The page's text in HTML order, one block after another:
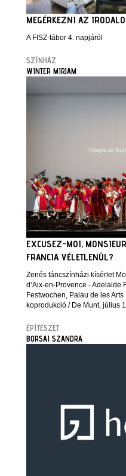
MEGÉRKEZNI AZ
A FISZ-tábor 4. napjáról
SZÍNHÁZ
WINTER MIRJAM
EXCUSEZ-MOI,
FRANCIA VÉLETLENÜL?
Zenés táncszínházi kísérlet
d’Aix-en-Provence - Adelaide
Festwochen, Palau de les
koprodukció / De Munt, július
ÉPÍTÉSZET
BORSAI SZANDRA